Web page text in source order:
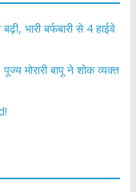
भारी बर्फबारी से 4 हाईवे
मोरारी बापू ने शोक व्यक्त